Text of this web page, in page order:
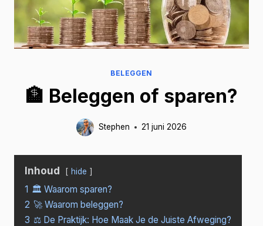
BELEGGEN
🏦 Beleggen of sparen?
Stephen 21 juni 2026
Inhoud hide
1 🏛️ Waarom sparen?
2 🚀 Waarom beleggen?
3 ⚖️ De Praktijk: Hoe Maak Je de Juiste Afweging?